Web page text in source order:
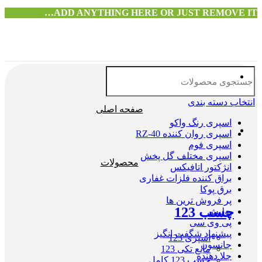
ADD ANYTHING HERE OR JUST REMOVE IT…
انتخاب دسته بندی
اسپری رنگ واکو
اسپری روان کننده RZ-40
اسپری فوم
اسپری مختلف گل پخش
انژکتور اتافیکس
براق کننده فلزات غفاری
برق پوکا
پر فروش ترین ها
پولیش
پی وی سی
پیشنهاد شگفت انگیز
جانسون
جلا دهنده
صفحه اصلی
محصولات
چسب 123
اسپری 123
مایع تکی 123
چسب 123 کامل